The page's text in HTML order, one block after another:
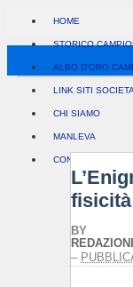
HOME
STORICO
ALBO D’ORO
LINK SITI
CHI SIAMO
MANLEVA
CONTATTI
BY
–